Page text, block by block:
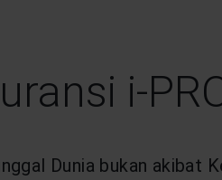
i-
Dunia bukan akibat